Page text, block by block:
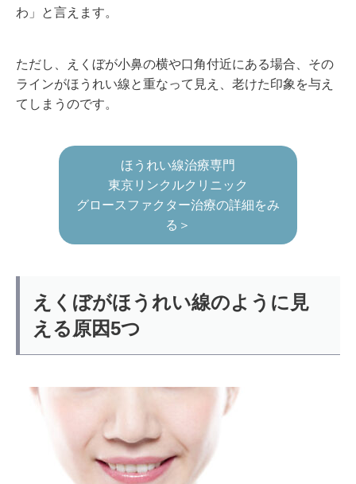
わ」と言えます。
ただし、えくぼが小鼻の横や口角付近にある場合、その
ラインがほうれい線と重なって見え、老けた印象を与え
てしまうのです。
ほうれい線治療専門
東京リンクルクリニック
グロースファクター治療の詳細をみ
る＞
えくぼがほうれい線のように見
える原因5つ